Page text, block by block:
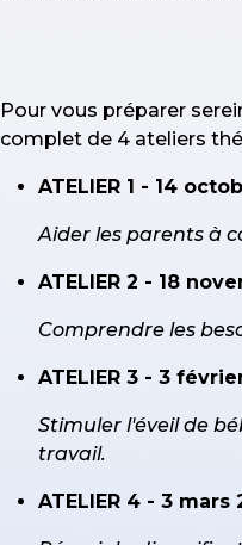
Pour vous préparer
complet de 4 ateliers
ATELIER 1 - 14
Aider les parents à
ATELIER 2 - 18
Comprendre les
ATELIER 3 - 3
Stimuler l'éveil de
travail.
ATELIER 4 - 3